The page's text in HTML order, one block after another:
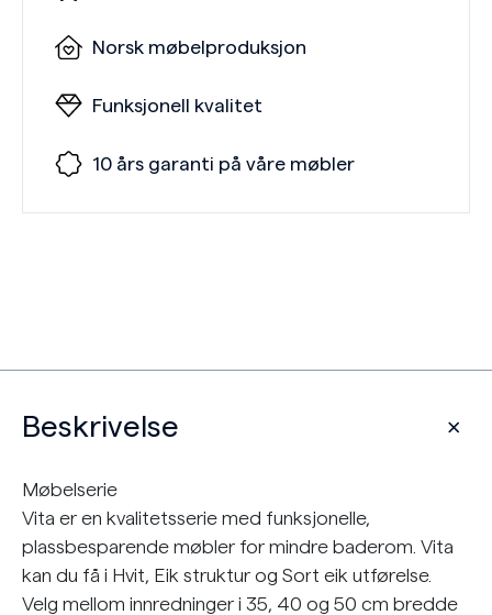
Norsk møbelproduksjon
Funksjonell kvalitet
10 års garanti på våre møbler
Beskrivelse
Møbelserie
Vita er en kvalitetsserie med funksjonelle,
plassbesparende møbler for mindre baderom. Vita
kan du få i Hvit, Eik struktur og Sort eik utførelse.
Velg mellom innredninger i 35, 40 og 50 cm bredde